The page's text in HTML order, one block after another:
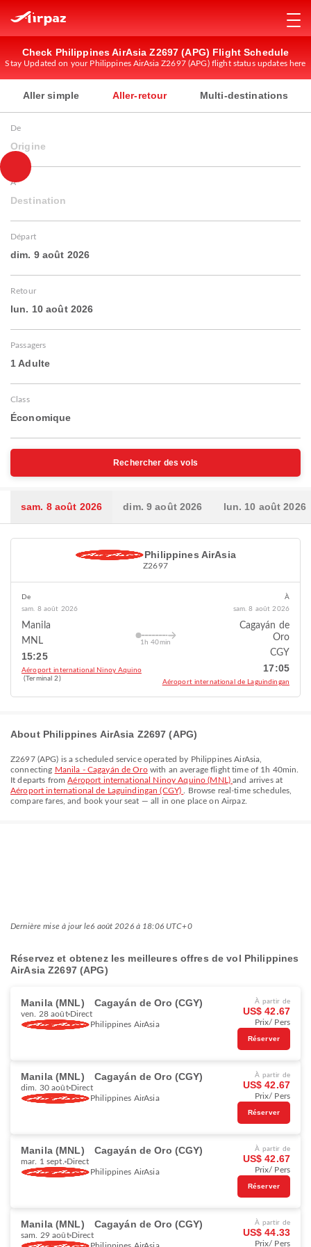
Check Philippines AirAsia Z2697 (APG) Flight Schedule
Stay Updated on your Philippines AirAsia Z2697 (APG) flight status updates here
Aller simple Aller-retour Multi-destinations
De
Origine
À
Destination
Départ
dim. 9 août 2026
Retour
lun. 10 août 2026
Passagers
1 Adulte
Class
Économique
Rechercher des vols
sam. 8 août 2026 dim. 9 août 2026 lun. 10 août 2026
Philippines AirAsia
Z2697
De
sam. 8 août 2026
Manila
MNL
15:25
Aéroport international Ninoy Aquino
(Terminal 2)
1h 40min
À
sam. 8 août 2026
Cagayán de
Oro
CGY
17:05
Aéroport international de Laguindingan
About Philippines AirAsia Z2697 (APG)
Z2697(APG) is a scheduled service operated by Philippines AirAsia
connecting Manila - Cagayán de Orowith an average flight time of 1h 40min
It departs fromAéroport international Ninoy Aquino (MNL)and arrives at
Aéroport international de Laguindingan (CGY)
. Browse real-time schedules,
compare fares, and book your seat — all in one place on Airpaz.
Dernière mise à jour le6 août 2026 à 18:06 UTC+0
Réservez et obtenez les meilleures offres de vol Philippines
AirAsia Z2697 (APG)
Manila (MNL) Cagayán de Oro (CGY)
ven. 28 août Direct
Philippines AirAsia
À partir de
US$ 42.67
Prix/ Pers
Réserver
Manila (MNL) Cagayán de Oro (CGY)
dim. 30 août Direct
Philippines AirAsia
À partir de
US$ 42.67
Prix/ Pers
Réserver
Manila (MNL) Cagayán de Oro (CGY)
mar. 1 sept. Direct
Philippines AirAsia
À partir de
US$ 42.67
Prix/ Pers
Réserver
Manila (MNL) Cagayán de Oro (CGY)
sam. 29 août Direct
À partir de
US$ 44.33
Prix/ Pers